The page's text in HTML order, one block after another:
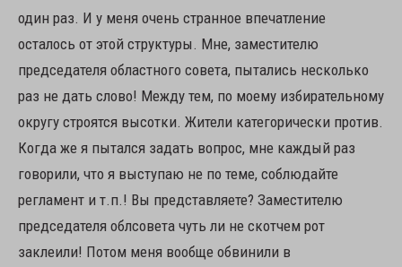
один раз. И у меня очень странное впечатление
осталось от этой структуры. Мне, заместителю
председателя областного совета, пытались несколько
раз не дать слово! Между тем, по моему избирательному
округу строятся высотки. Жители категорически против.
Когда же я пытался задать вопрос, мне каждый раз
говорили, что я выступаю не по теме, соблюдайте
регламент и т.п.! Вы представляете? Заместителю
председателя облсовета чуть ли не скотчем рот
заклеили! Потом меня вообще обвинили в